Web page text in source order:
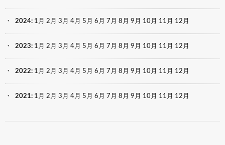
2024: 1月 2月 3月 4月 5月 6月 7月 8月 9月 10月 11月 12月
2023: 1月 2月 3月 4月 5月 6月 7月 8月 9月 10月 11月 12月
2022: 1月 2月 3月 4月 5月 6月 7月 8月 9月 10月 11月 12月
2021: 1月 2月 3月 4月 5月 6月 7月 8月 9月 10月 11月 12月